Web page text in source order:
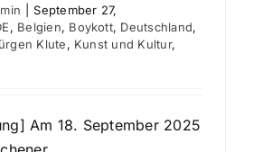
September 27,
, Belgien, Boykott, Deutschland,
Klute, Kunst und Kultur,
Am 18. September 2025